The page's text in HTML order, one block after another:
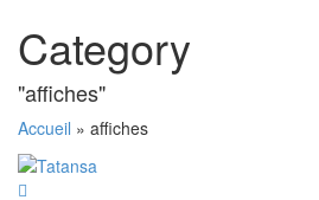
Category
"affiches"
Accueil » affiches